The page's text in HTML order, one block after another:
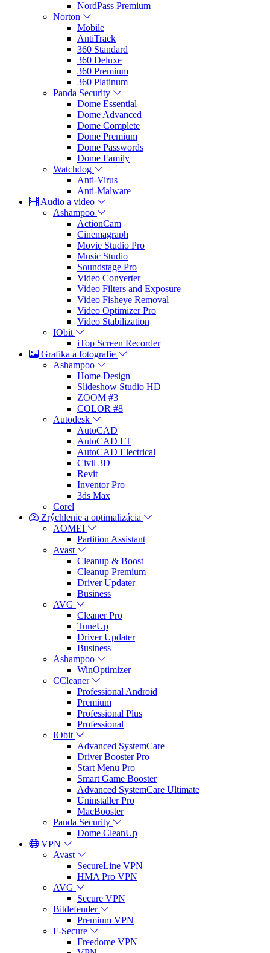
NordPass Premium
Norton
Mobile
AntiTrack
360 Standard
360 Deluxe
360 Premium
360 Platinum
Panda Security
Dome Essential
Dome Advanced
Dome Complete
Dome Premium
Dome Passwords
Dome Family
Watchdog
Anti-Virus
Anti-Malware
Audio a video
Ashampoo
ActionCam
Cinemagraph
Movie Studio Pro
Music Studio
Soundstage Pro
Video Converter
Video Filters and Exposure
Video Fisheye Removal
Video Optimizer Pro
Video Stabilization
IObit
iTop Screen Recorder
Grafika a fotografie
Ashampoo
Home Design
Slideshow Studio HD
ZOOM #3
COLOR #8
Autodesk
AutoCAD
AutoCAD LT
AutoCAD Electrical
Civil 3D
Revit
Inventor Pro
3ds Max
Corel
Zrýchlenie a optimalizácia
AOMEI
Partition Assistant
Avast
Cleanup & Boost
Cleanup Premium
Driver Updater
Business
AVG
Cleaner Pro
TuneUp
Driver Updater
Business
Ashampoo
WinOptimizer
CCleaner
Professional Android
Premium
Professional Plus
Professional
IObit
Advanced SystemCare
Driver Booster Pro
Start Menu Pro
Smart Game Booster
Advanced SystemCare Ultimate
Uninstaller Pro
MacBooster
Panda Security
Dome CleanUp
VPN
Avast
SecureLine VPN
HMA Pro VPN
AVG
Secure VPN
Bitdefender
Premium VPN
F-Secure
Freedome VPN